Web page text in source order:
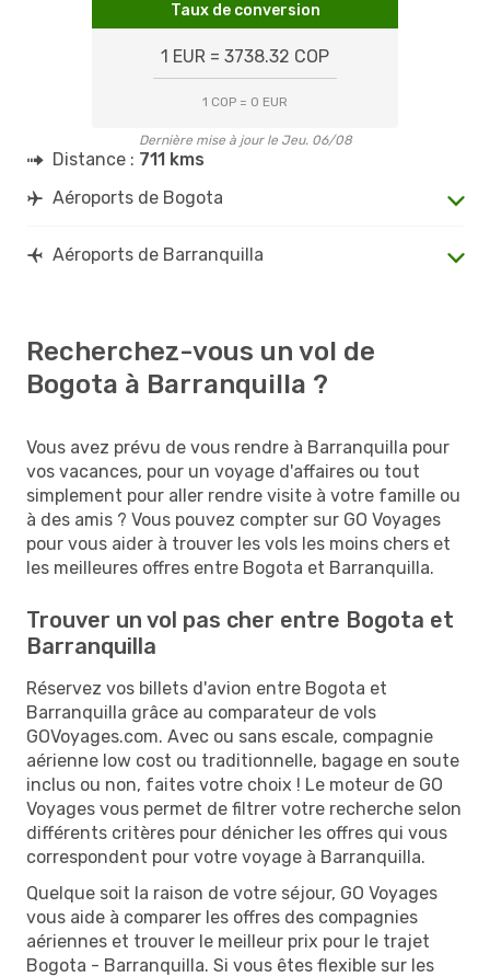
Taux de conversion
1 EUR = 3738.32 COP
1 COP = 0 EUR
Dernière mise à jour le Jeu. 06/08
Distance : 711 kms
Aéroports de Bogota
Aéroports de Barranquilla
Recherchez-vous un vol de
Bogota à Barranquilla ?
Vous avez prévu de vous rendre à Barranquilla pour
vos vacances, pour un voyage d'affaires ou tout
simplement pour aller rendre visite à votre famille ou
à des amis ? Vous pouvez compter sur GO Voyages
pour vous aider à trouver les vols les moins chers et
les meilleures offres entre Bogota et Barranquilla.
Trouver un vol pas cher entre Bogota et
Barranquilla
Réservez vos billets d'avion entre Bogota et
Barranquilla grâce au comparateur de vols
GOVoyages.com. Avec ou sans escale, compagnie
aérienne low cost ou traditionnelle, bagage en soute
inclus ou non, faites votre choix ! Le moteur de GO
Voyages vous permet de filtrer votre recherche selon
différents critères pour dénicher les offres qui vous
correspondent pour votre voyage à Barranquilla.
Quelque soit la raison de votre séjour, GO Voyages
vous aide à comparer les offres des compagnies
aériennes et trouver le meilleur prix pour le trajet
Bogota - Barranquilla. Si vous êtes flexible sur les